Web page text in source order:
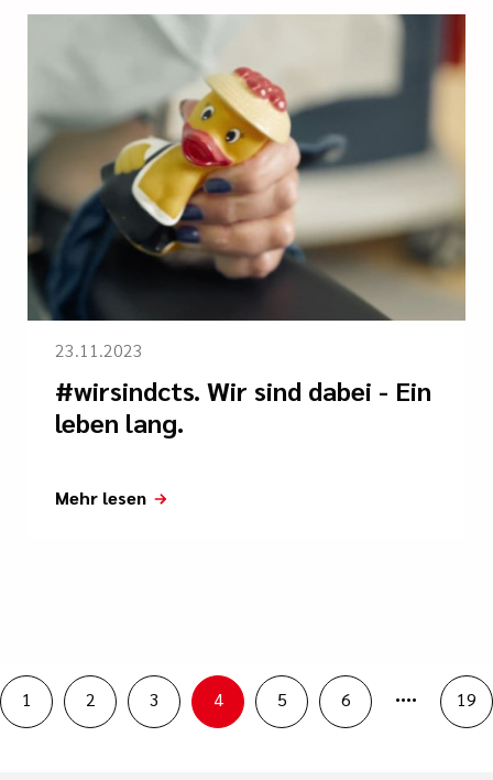
23.11.2023
#wirsindcts. Wir sind dabei - Ein
leben lang.
Mehr lesen
1 2 3 4 5 6 .... 19